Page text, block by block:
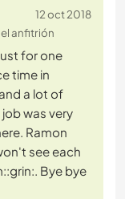
12 oct 2018
anfitrión
for one
time in
a lot of
was very
Ramon
see each
Bye bye